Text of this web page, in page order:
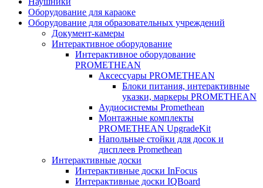
Оборудование для караоке
Оборудование для образовательных учреждений
Документ-камеры
Интерактивное оборудование
Интерактивное оборудование
PROMETHEAN
Аксессуары PROMETHEAN
Блоки питания, интерактивные
указки, маркеры PROMETHEAN
Аудиосистемы Promethean
Монтажные комплекты
PROMETHEAN UpgradeKit
Напольные стойки для досок и
дисплеев Promethean
Интерактивные доски
Интерактивные доски InFocus
Интерактивные доски IQBoard